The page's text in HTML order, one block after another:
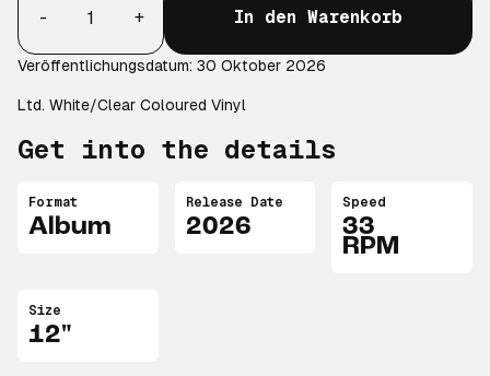
-
+ In den Warenkorb
Veröffentlichungsdatum: 30 Oktober 2026
Ltd. White/Clear Coloured Vinyl
Get into the details
Format
Album
Release Date
2026
Speed
33
RPM
Size
12"